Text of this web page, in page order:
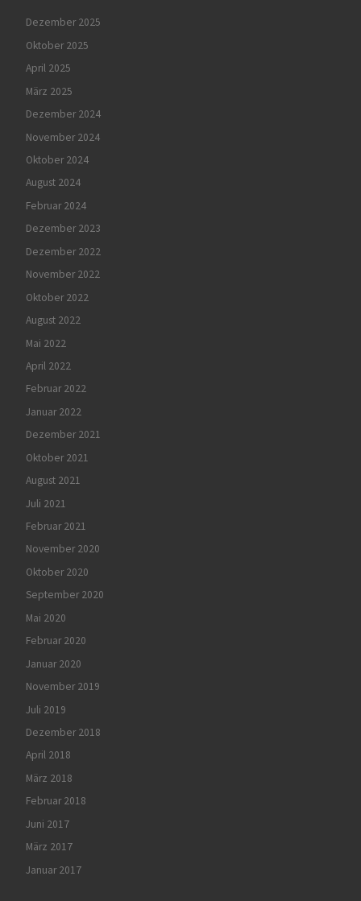
Dezember 2025
Oktober 2025
April 2025
März 2025
Dezember 2024
November 2024
Oktober 2024
August 2024
Februar 2024
Dezember 2023
Dezember 2022
November 2022
Oktober 2022
August 2022
Mai 2022
April 2022
Februar 2022
Januar 2022
Dezember 2021
Oktober 2021
August 2021
Juli 2021
Februar 2021
November 2020
Oktober 2020
September 2020
Mai 2020
Februar 2020
Januar 2020
November 2019
Juli 2019
Dezember 2018
April 2018
März 2018
Februar 2018
Juni 2017
März 2017
Januar 2017